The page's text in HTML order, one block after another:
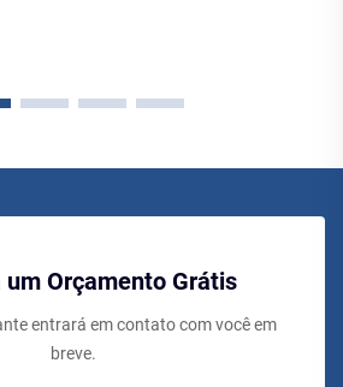
um Orçamento Grátis
entrará em contato com você em
breve.